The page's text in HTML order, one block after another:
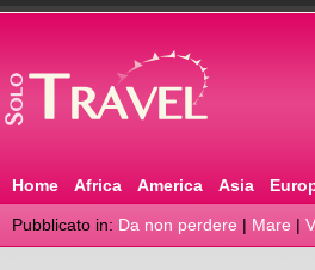
Home Africa America Asia
Pubblicato in: Da non perdere | Mare |